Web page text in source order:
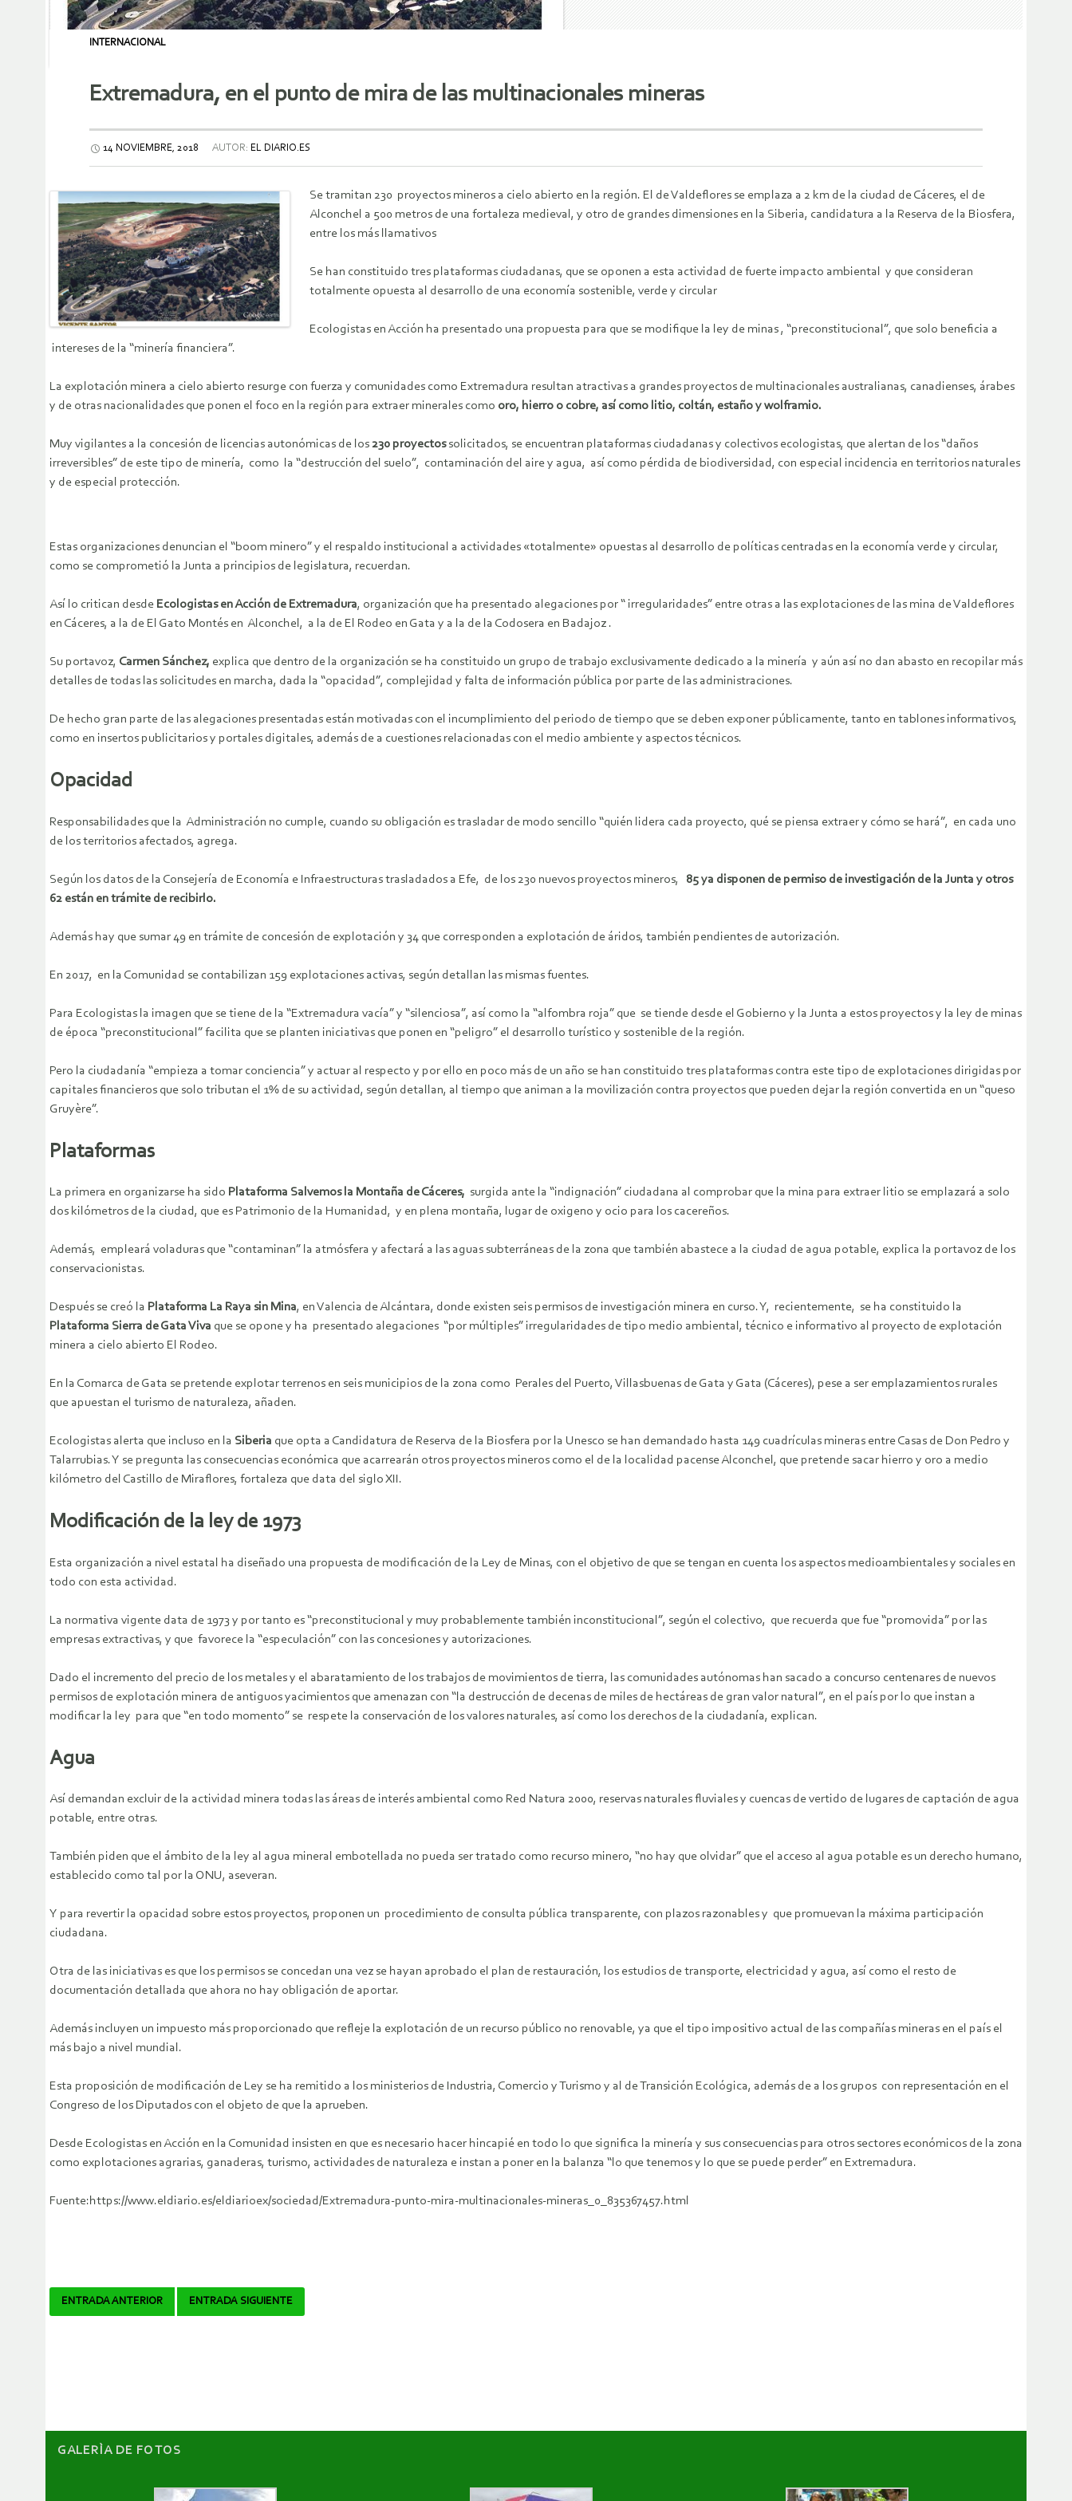
INTERNACIONAL
Extremadura, en el punto de mira de las multinacionales mineras
14 NOVIEMBRE, 2018 AUTOR: EL DIARIO.ES
Se tramitan 230 proyectos mineros a cielo abierto en la región. El de Valdeflores se emplaza a 2 km de la ciudad de Cáceres, el de
Alconchel a 500 metros de una fortaleza medieval, y otro de grandes dimensiones en la Siberia, candidatura a la Reserva de la Biosfera,
entre los más llamativos
Se han constituido tres plataformas ciudadanas, que se oponen a esta actividad de fuerte impacto ambiental y que consideran
totalmente opuesta al desarrollo de una economía sostenible, verde y circular
Ecologistas en Acción ha presentado una propuesta para que se modifique la ley de minas , “preconstitucional”, que solo beneficia a
intereses de la “minería financiera”.
La explotación minera a cielo abierto resurge con fuerza y comunidades como Extremadura resultan atractivas a grandes proyectos de multinacionales australianas, canadienses, árabes
y de otras nacionalidades que ponen el foco en la región para extraer minerales como oro, hierro o cobre, así como litio, coltán, estaño y wolframio.
Muy vigilantes a la concesión de licencias autonómicas de los230 proyectossolicitados, se encuentran plataformas ciudadanas y colectivos ecologistas, que alertan de los “daños
irreversibles” de este tipo de minería, como la “destrucción del suelo”, contaminación del aire y agua, así como pérdida de biodiversidad, con especial incidencia en territorios naturales
y de especial protección.
Estas organizaciones denuncian el “boom minero” y el respaldo institucional a actividades «totalmente» opuestas al desarrollo de políticas centradas en la economía verde y circular,
como se comprometió la Junta a principios de legislatura, recuerdan.
Así lo critican desde Ecologistas en Acción de Extremadura, organización que ha presentado alegaciones por “ irregularidades” entre otras a las explotaciones de las mina de Valdeflores
en Cáceres, a la de El Gato Montés en Alconchel, a la de El Rodeo en Gata y a la de la Codosera en Badajoz .
Su portavoz, Carmen Sánchez, explica que dentro de la organización se ha constituido un grupo de trabajo exclusivamente dedicado a la minería y aún así no dan abasto en recopilar más
detalles de todas las solicitudes en marcha, dada la “opacidad”, complejidad y falta de información pública por parte de las administraciones.
De hecho gran parte de las alegaciones presentadas están motivadas con el incumplimiento del periodo de tiempo que se deben exponer públicamente, tanto en tablones informativos,
como en insertos publicitarios y portales digitales, además de a cuestiones relacionadas con el medio ambiente y aspectos técnicos.
Opacidad
Responsabilidades que la Administración no cumple, cuando su obligación es trasladar de modo sencillo “quién lidera cada proyecto, qué se piensa extraer y cómo se hará”, en cada uno
de los territorios afectados, agrega.
Según los datos de la Consejería de Economía e Infraestructuras trasladados a Efe, de los 230 nuevos proyectos mineros,
85 ya disponen de permiso de investigación de la Junta y otros
62 están en trámite de recibirlo.
Además hay que sumar 49 en trámite de concesión de explotación y 34 que corresponden a explotación de áridos, también pendientes de autorización.
En 2017, en la Comunidad se contabilizan 159 explotaciones activas, según detallan las mismas fuentes.
Para Ecologistas la imagen que se tiene de la “Extremadura vacía” y “silenciosa”, así como la “alfombra roja” que se tiende desde el Gobierno y la Junta a estos proyectos y la ley de minas
de época “preconstitucional” facilita que se planten iniciativas que ponen en “peligro” el desarrollo turístico y sostenible de la región.
Pero la ciudadanía “empieza a tomar conciencia” y actuar al respecto y por ello en poco más de un año se han constituido tres plataformas contra este tipo de explotaciones dirigidas por
capitales financieros que solo tributan el 1% de su actividad, según detallan, al tiempo que animan a la movilización contra proyectos que pueden dejar la región convertida en un “queso
Gruyère”.
Plataformas
La primera en organizarse ha sido Plataforma Salvemos la Montaña de Cáceres, surgida ante la “indignación” ciudadana al comprobar que la mina para extraer litio se emplazará a solo
dos kilómetros de la ciudad, que es Patrimonio de la Humanidad, y en plena montaña, lugar de oxigeno y ocio para los cacereños.
Además, empleará voladuras que “contaminan” la atmósfera y afectará a las aguas subterráneas de la zona que también abastece a la ciudad de agua potable, explica la portavoz de los
conservacionistas.
Después se creó la Plataforma La Raya sin Mina, en Valencia de Alcántara, donde existen seis permisos de investigación minera en curso. Y, recientemente, se ha constituido la
Plataforma Sierra de Gata Viva que se opone y ha presentado alegaciones “por múltiples” irregularidades de tipo medio ambiental, técnico e informativo al proyecto de explotación
minera a cielo abierto El Rodeo.
En la Comarca de Gata se pretende explotar terrenos en seis municipios de la zona como Perales del Puerto, Villasbuenas de Gata y Gata (Cáceres), pese a ser emplazamientos rurales
que apuestan el turismo de naturaleza, añaden.
Ecologistas alerta que incluso en la Siberia que opta a Candidatura de Reserva de la Biosfera por la Unesco se han demandado hasta 149 cuadrículas mineras entre Casas de Don Pedro y
Talarrubias. Y se pregunta las consecuencias económica que acarrearán otros proyectos mineros como el de la localidad pacense Alconchel, que pretende sacar hierro y oro a medio
kilómetro del Castillo de Miraflores, fortaleza que data del siglo XII.
Modificación de la ley de 1973
Esta organización a nivel estatal ha diseñado una propuesta de modificación de la Ley de Minas, con el objetivo de que se tengan en cuenta los aspectos medioambientales y sociales en
todo con esta actividad.
La normativa vigente data de 1973 y por tanto es “preconstitucional y muy probablemente también inconstitucional”, según el colectivo, que recuerda que fue “promovida” por las
empresas extractivas, y que favorece la “especulación” con las concesiones y autorizaciones.
Dado el incremento del precio de los metales y el abaratamiento de los trabajos de movimientos de tierra, las comunidades autónomas han sacado a concurso centenares de nuevos
permisos de explotación minera de antiguos yacimientos que amenazan con “la destrucción de decenas de miles de hectáreas de gran valor natural”, en el país por lo que instan a
modificar la ley para que “en todo momento” se respete la conservación de los valores naturales, así como los derechos de la ciudadanía, explican.
Agua
Así demandan excluir de la actividad minera todas las áreas de interés ambiental como Red Natura 2000, reservas naturales fluviales y cuencas de vertido de lugares de captación de agua
potable, entre otras.
También piden que el ámbito de la ley al agua mineral embotellada no pueda ser tratado como recurso minero, “no hay que olvidar” que el acceso al agua potable es un derecho humano,
establecido como tal por la ONU, aseveran.
Y para revertir la opacidad sobre estos proyectos, proponen un procedimiento de consulta pública transparente, con plazos razonables y que promuevan la máxima participación
ciudadana.
Otra de las iniciativas es que los permisos se concedan una vez se hayan aprobado el plan de restauración, los estudios de transporte, electricidad y agua, así como el resto de
documentación detallada que ahora no hay obligación de aportar.
Además incluyen un impuesto más proporcionado que refleje la explotación de un recurso público no renovable, ya que el tipo impositivo actual de las compañías mineras en el país el
más bajo a nivel mundial.
Esta proposición de modificación de Ley se ha remitido a los ministerios de Industria, Comercio y Turismo y al de Transición Ecológica, además de a los grupos con representación en el
Congreso de los Diputados con el objeto de que la aprueben.
Desde Ecologistas en Acción en la Comunidad insisten en que es necesario hacer hincapié en todo lo que significa la minería y sus consecuencias para otros sectores económicos de la zona
como explotaciones agrarias, ganaderas, turismo, actividades de naturaleza e instan a poner en la balanza “lo que tenemos y lo que se puede perder” en Extremadura.
Fuente:https://www.eldiario.es/eldiarioex/sociedad/Extremadura-punto-mira-multinacionales-mineras_0_835367457.html
Navegador
ENTRADA ANTERIOR ENTRADA SIGUIENTE
GALERÌA DE FOTOS